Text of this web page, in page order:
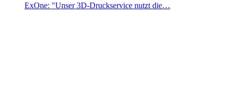
ExOne: "Unser 3D-Druckservice nutzt die…